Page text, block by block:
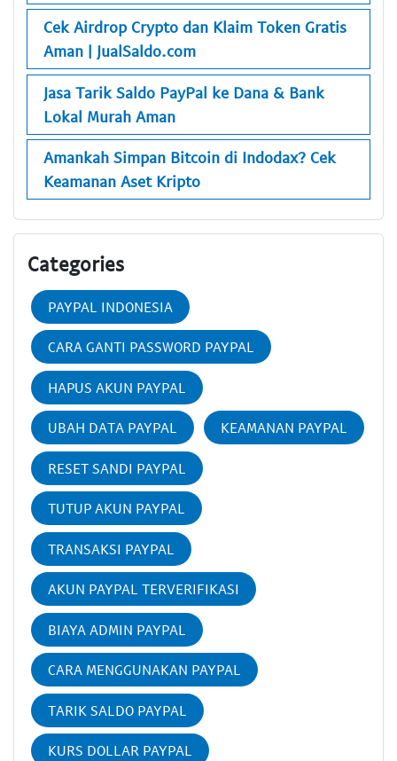
Cek Airdrop Crypto dan Klaim Token Gratis
Aman | JualSaldo.com
Jasa Tarik Saldo PayPal ke Dana & Bank
Lokal Murah Aman
Amankah Simpan Bitcoin di Indodax? Cek
Keamanan Aset Kripto
Categories
PAYPAL INDONESIA
CARA GANTI PASSWORD PAYPAL
HAPUS AKUN PAYPAL
UBAH DATA PAYPAL KEAMANAN PAYPAL
RESET SANDI PAYPAL
TUTUP AKUN PAYPAL
TRANSAKSI PAYPAL
AKUN PAYPAL TERVERIFIKASI
BIAYA ADMIN PAYPAL
CARA MENGGUNAKAN PAYPAL
TARIK SALDO PAYPAL
KURS DOLLAR PAYPAL